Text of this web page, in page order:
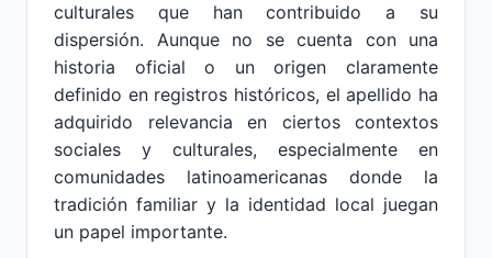
culturales que han contribuido a su
dispersión. Aunque no se cuenta con una
historia oficial o un origen claramente
definido en registros históricos, el apellido ha
adquirido relevancia en ciertos contextos
sociales y culturales, especialmente en
comunidades latinoamericanas donde la
tradición familiar y la identidad local juegan
un papel importante.